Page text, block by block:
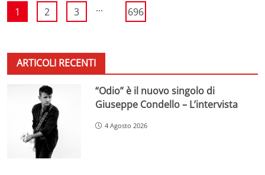
1 2 3 ... 696
ARTICOLI RECENTI
“Odio” è il nuovo singolo di
Giuseppe Condello – L’intervista
4 Agosto 2026